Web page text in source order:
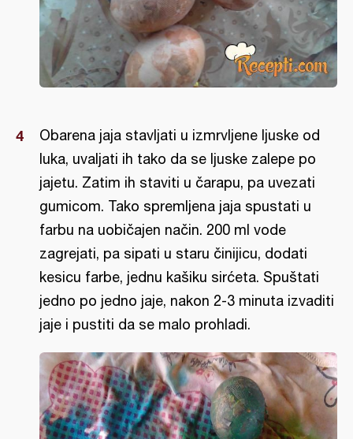
Obarena jaja stavljati u izmrvljene ljuske od
luka, uvaljati ih tako da se ljuske zalepe po
jajetu. Zatim ih staviti u čarapu, pa uvezati
gumicom. Tako spremljena jaja spustati u
farbu na uobičajen način. 200 ml vode
zagrejati, pa sipati u staru činijicu, dodati
kesicu farbe, jednu kašiku sirćeta. Spuštati
jedno po jedno jaje, nakon 2-3 minuta izvaditi
jaje i pustiti da se malo prohladi.